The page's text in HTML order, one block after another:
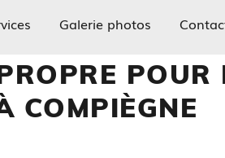
Galerie photos
POUR
COMPIÈGNE